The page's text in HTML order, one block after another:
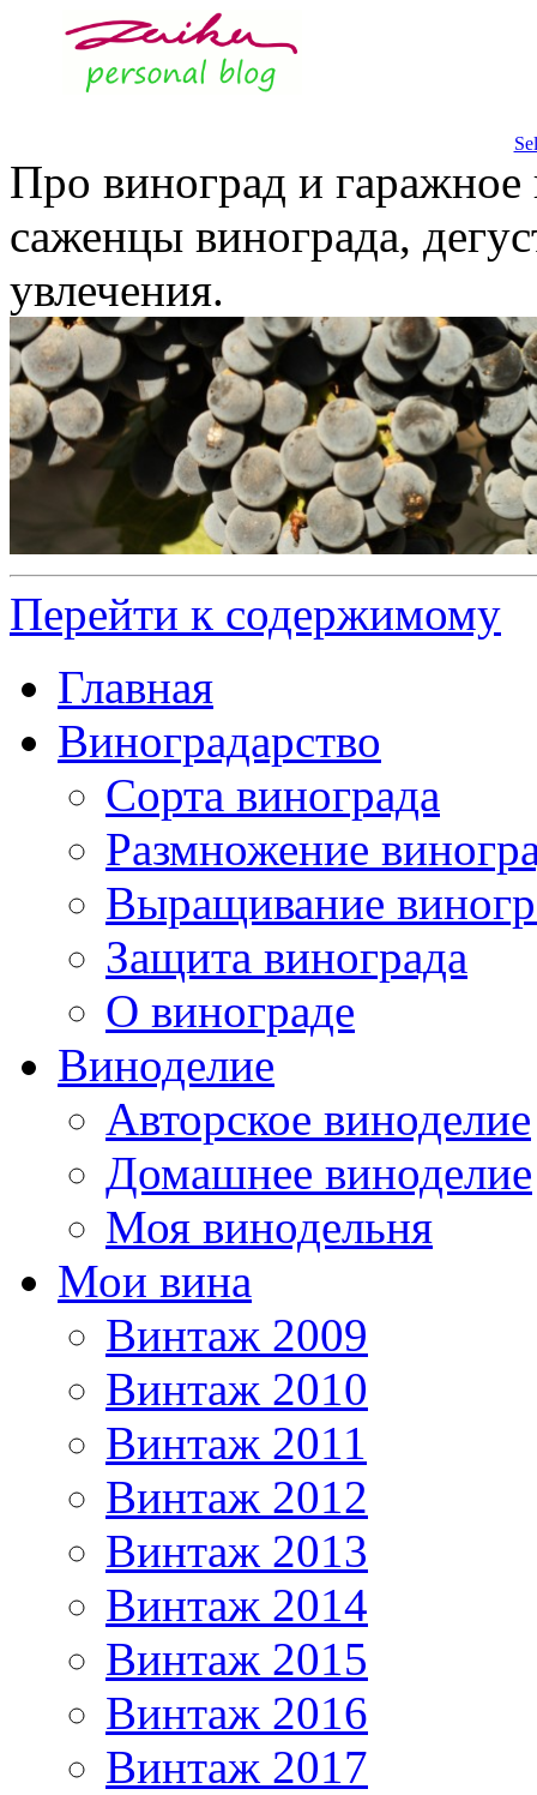
Про виноград и
саженцы винограда,
увлечения.
Перейти к содержимому
Главная
Виноградарство
Сорта винограда
Размножение
Выращивание
Защита винограда
О винограде
Виноделие
Авторское виноделие
Домашнее виноделие
Моя винодельня
Мои вина
Винтаж 2009
Винтаж 2010
Винтаж 2011
Винтаж 2012
Винтаж 2013
Винтаж 2014
Винтаж 2015
Винтаж 2016
Винтаж 2017